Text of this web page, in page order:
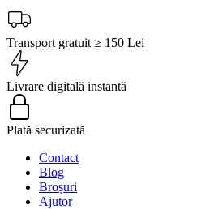
Transport gratuit ≥ 150 Lei
Livrare digitală instantă
Plată securizată
Contact
Blog
Broșuri
Ajutor